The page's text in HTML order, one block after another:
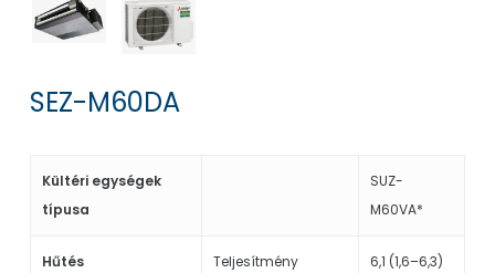
SEZ-M60DA
Kültéri egységek
típusa
SUZ-
M60VA*
Hűtés Teljesítmény
6,1 (1,6–6,3)